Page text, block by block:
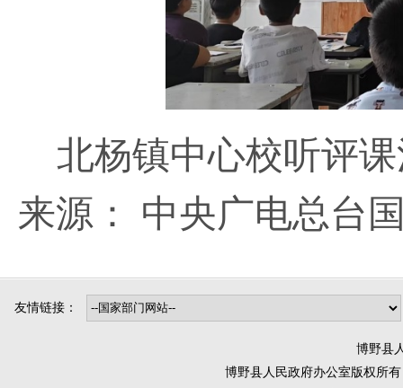
北杨镇中心校听评
来源：
中央广电总台
友情链接：
博野县
博野县人民政府办公室版权所有